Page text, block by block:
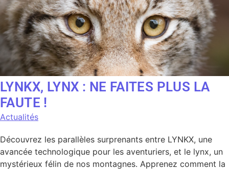
LYNKX, LYNX : NE FAITES PLUS LA
FAUTE !
Actualités
Découvrez les parallèles surprenants entre LYNKX, une
avancée technologique pour les aventuriers, et le lynx, un
mystérieux félin de nos montagnes. Apprenez comment la